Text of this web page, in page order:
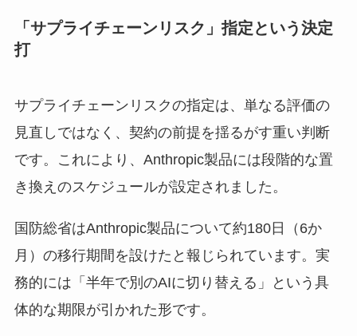
「サプライチェーンリスク」指定という決定
打
サプライチェーンリスクの指定は、単なる評価の
見直しではなく、契約の前提を揺るがす重い判断
です。これにより、Anthropic製品には段階的な置
き換えのスケジュールが設定されました。
国防総省はAnthropic製品について約180日（6か
月）の移行期間を設けたと報じられています。実
務的には「半年で別のAIに切り替える」という具
体的な期限が引かれた形です。